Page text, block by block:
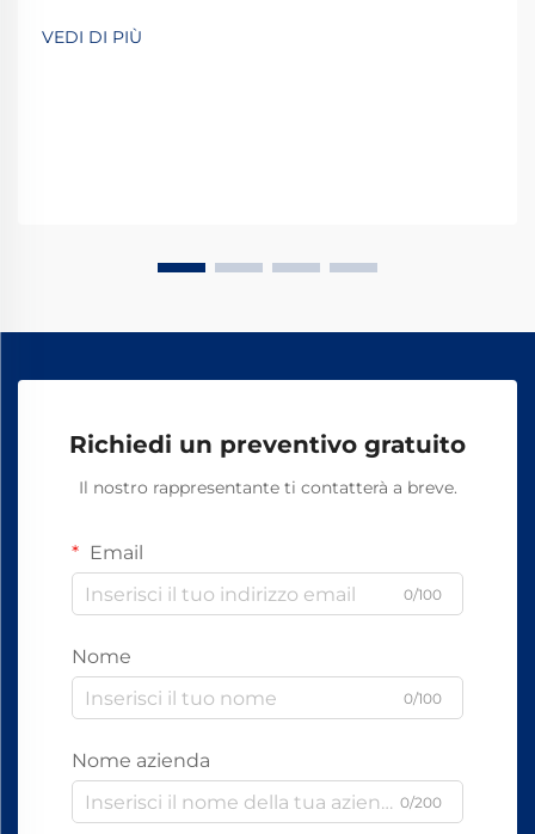
mantenere la sicurezza e l'efficienza operativa. Tra
questi componenti essenziali, i chiodi ferroviari a cane
VEDI DI PIÙ
Richiedi un preventivo gratuito
Il nostro rappresentante ti contatterà a breve.
Email
0/100
Nome
0/100
Nome azienda
0/200